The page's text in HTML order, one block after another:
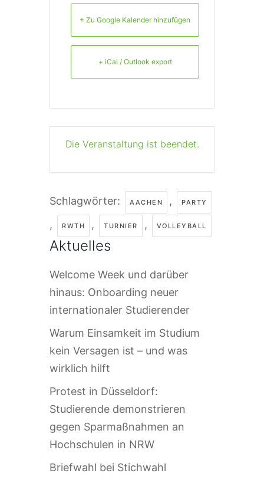
+ Zu Google Kalender hinzufügen
+ iCal / Outlook export
Die Veranstaltung ist beendet.
Schlagwörter: AACHEN , PARTY
, RWTH , TURNIER , VOLLEYBALL
Aktuelles
Welcome Week und darüber
hinaus: Onboarding neuer
internationaler Studierender
Warum Einsamkeit im Studium
kein Versagen ist – und was
wirklich hilft
Protest in Düsseldorf:
Studierende demonstrieren
gegen Sparmaßnahmen an
Hochschulen in NRW
Briefwahl bei Stichwahl